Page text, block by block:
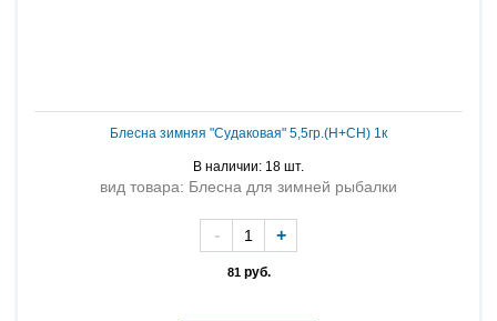
Блесна зимняя "Судаковая" 5,5гр.(Н+СН) 1к
В наличии: 18 шт.
вид товара: Блесна для зимней рыбалки
81руб.
- +